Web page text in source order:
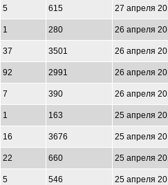
5 615 27 апреля
1 280 26 апреля
37 3501 26 апреля
92 2991 26 апреля
7 390 26 апреля
1 163 25 апреля
16 3676 25 апреля
22 660 25 апреля
5 546 25 апреля